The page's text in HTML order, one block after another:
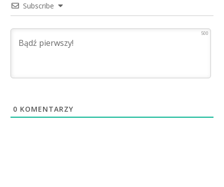
Subscribe
500
0 KOMENTARZY